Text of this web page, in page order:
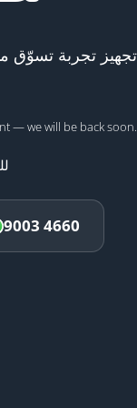
تجربة تسوّق
— we will be back soon.
9003 4660